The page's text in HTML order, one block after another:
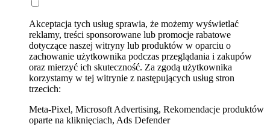
Akceptacja tych usług sprawia, że możemy wyświetlać
reklamy, treści sponsorowane lub promocje rabatowe
dotyczące naszej witryny lub produktów w oparciu o
zachowanie użytkownika podczas przeglądania i zakupów
oraz mierzyć ich skuteczność. Za zgodą użytkownika
korzystamy w tej witrynie z następujących usług stron
trzecich:
Meta-Pixel, Microsoft Advertising, Rekomendacje produktów
oparte na kliknięciach, Ads Defender